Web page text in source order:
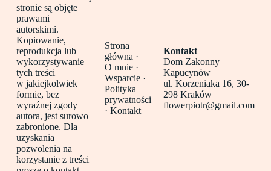
stronie są objęte
prawami
autorskimi.
Kopiowanie,
reprodukcja lub
wykorzystywanie
tych treści
w jakiejkolwiek
formie, bez
wyraźnej zgody
autora, jest surowo
zabronione. Dla
uzyskania
pozwolenia na
korzystanie z treści
Strona
główna ·
O mnie ·
Wsparcie ·
Polityka
prywatności
·Kontakt
Kontakt
Dom Zakonny
Kapucynów
ul. Korzeniaka 16, 30-
298 Kraków
flowerpiotr@gmail.com